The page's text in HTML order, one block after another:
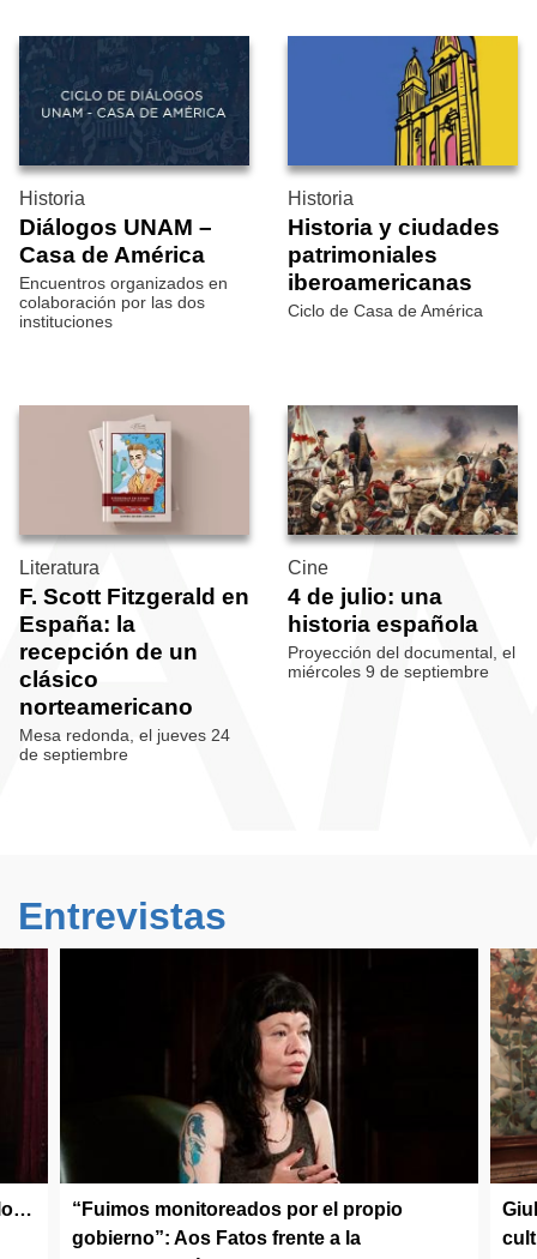
Historia
Diálogos UNAM –
Casa de América
Encuentros organizados en
colaboración por las dos
instituciones
Historia
Historia y ciudades
patrimoniales
iberoamericanas
Ciclo de Casa de América
Literatura
F. Scott Fitzgerald en
España: la
recepción de un
clásico
norteamericano
Mesa redonda, el jueves 24
de septiembre
Cine
4 de julio: una
historia española
Proyección del documental, el
miércoles 9 de septiembre
Entrevistas
“Fuimos monitoreados por el propio
gobierno”: Aos Fatos frente a la